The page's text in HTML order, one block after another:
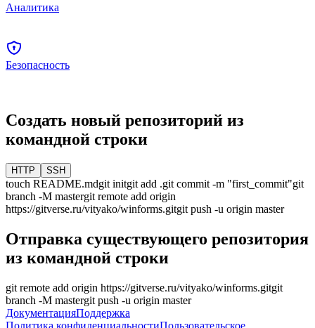
Аналитика
Безопасность
Создать новый репозиторий из
командной строки
HTTP SSH
touch README.mdgit initgit add .git commit -m "first_commit"git
branch -M mastergit remote add origin
https://gitverse.ru/vityako/winforms.gitgit push -u origin master
Отправка существующего репозитория
из командной строки
git remote add origin https://gitverse.ru/vityako/winforms.gitgit
branch -M mastergit push -u origin master
ДокументацияПоддержка
Политика конфиденциальностиПользовательское